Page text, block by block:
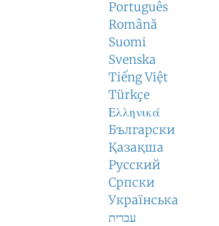
Português
Română
Suomi
Svenska
Tiếng Việt
Türkçe
Ελληνικά
Български
Қазақша
Русский
Српски
Українська
עברית